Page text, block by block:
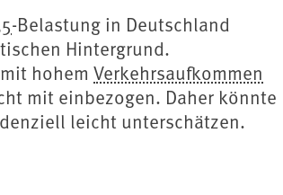
-Belastung in Deutschland
Hintergrund.
hohem Verkehrsaufkommen
mit einbezogen. Daher könnte
leicht unterschätzen.